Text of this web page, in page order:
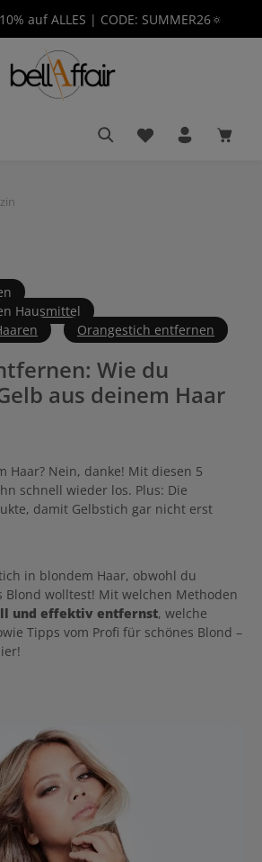
auf ALLES | CODE: SUMMER26🔅
Du hast 0
Hausmittel
Orangestich entfernen
Wie du
aus deinem Haar
Haar? Nein, danke! Mit diesen 5
schnell wieder los. Plus: Die
damit Gelbstich gar nicht erst
in blondem Haar, obwohl du
Blond wolltest! Mit welchen Methoden
und effektiv entfernst, welche
Tipps vom Profi für schönes Blond –